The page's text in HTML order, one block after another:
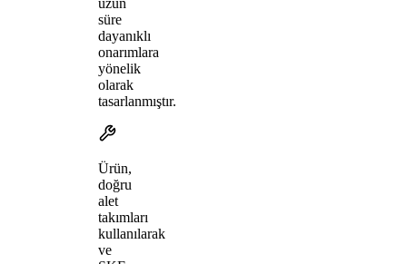
süre
dayanıklı
onarımlara
yönelik
olarak
tasarlanmıştır.
Ürün,
doğru
alet
takımları
kullanılarak
ve